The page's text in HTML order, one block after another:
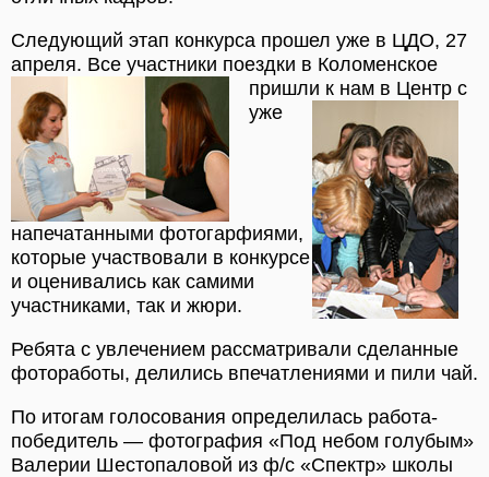
Следующий этап конкурса прошел уже в ЦДО, 27
апреля. Все участники поездки в Коломенское
пришли к нам в Центр с
уже
напечатанными фотогарфиями,
которые участвовали в конкурсе
и оценивались как самими
участниками, так и жюри.
Ребята с увлечением рассматривали сделанные
фотоработы, делились впечатлениями и пили чай.
По итогам голосования определилась работа-
победитель — фотография «Под небом голубым»
Валерии Шестопаловой из ф/с «Спектр» школы